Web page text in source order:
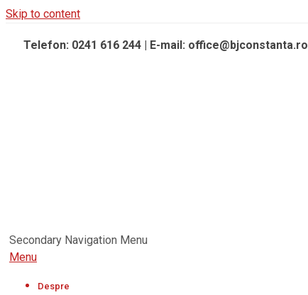
Skip to content
Telefon: 0241 616 244 | E-mail: office@bjconstanta.ro
Secondary Navigation Menu
Menu
Despre